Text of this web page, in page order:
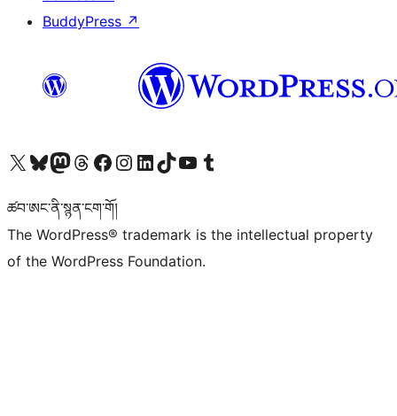
BuddyPress ↗
Visit our X (formerly Twitter) account
Visit our Bluesky account
Visit our Mastodon account
Visit our Threads account
Visit our Facebook page
Visit our Instagram account
Visit our LinkedIn account
Visit our TikTok account
Visit our YouTube channel
Visit our Tumblr account
ཚབ་ཨང་ནི་སྙན་ངག་གོ།
The WordPress® trademark is the intellectual property
of the WordPress Foundation.